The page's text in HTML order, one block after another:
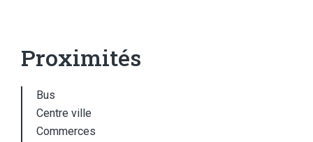
Proximités
Bus
Centre ville
Commerces